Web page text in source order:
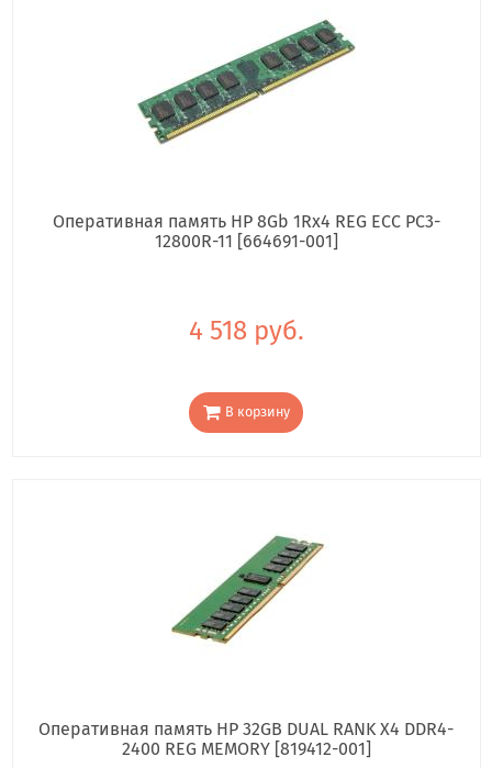
Оперативная память HP 8Gb 1Rx4 REG ECC PC3-
12800R-11 [664691-001]
4 518 руб.
В корзину
Оперативная память HP 32GB DUAL RANK X4 DDR4-
2400 REG MEMORY [819412-001]